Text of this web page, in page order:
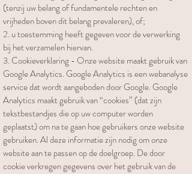
(tenzij uw belang of fundamentele rechten en
vrijheden boven dit belang prevaleren), of;
2. u toestemming heeft gegeven voor de verwerking
bij het verzamelen hiervan.
3. Cookieverklaring - Onze website maakt gebruik van
Google Analytics. Google Analytics is een webanalyse
service dat wordt aangeboden door Google. Google
Analytics maakt gebruik van “cookies” (dat zijn
tekstbestandjes die op uw computer worden
geplaatst) om na te gaan hoe gebruikers onze website
gebruiken. Al deze informatie zijn nodig om onze
website aan te passen op de doelgroep. De door
cookie verkregen gegevens over het gebruik van de